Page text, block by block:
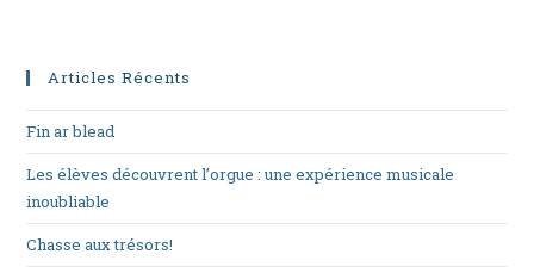
Articles Récents
Fin ar blead
Les élèves découvrent l’orgue : une expérience musicale
inoubliable
Chasse aux trésors!